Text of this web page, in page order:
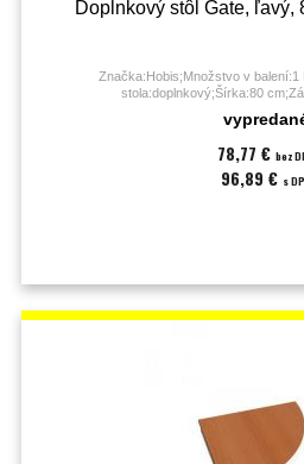
Doplnkový stôl Gate, ľavý,
Značka:Hobis;Množstvo v balení:1
stola:doplnkový;Šírka:80
78,77 € bez
96,89 € s